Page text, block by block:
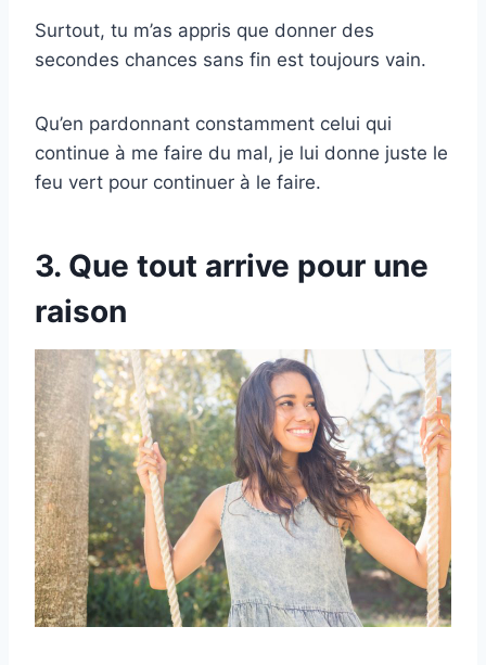
Surtout, tu m’as appris que donner des
secondes chances sans fin est toujours vain.
Qu’en pardonnant constamment celui qui
continue à me faire du mal, je lui donne juste le
feu vert pour continuer à le faire.
3. Que tout arrive pour une
raison